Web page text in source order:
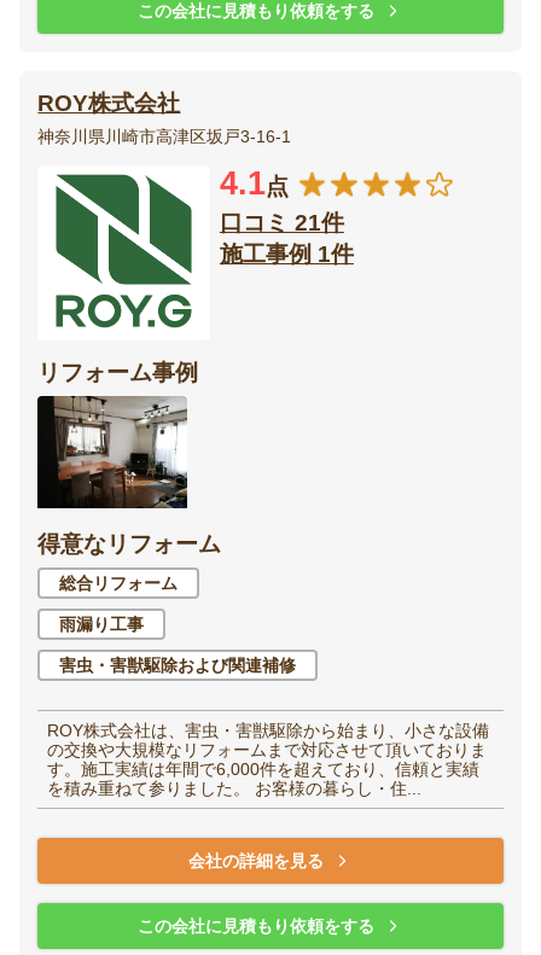
この会社に見積もり依頼をする
ROY株式会社
神奈川県川崎市高津区坂戸3-16-1
4.1点
口コミ 21件
施工事例 1件
リフォーム事例
得意なリフォーム
総合リフォーム
雨漏り工事
害虫・害獣駆除および関連補修
ROY株式会社は、害虫・害獣駆除から始まり、小さな設備
の交換や大規模なリフォームまで対応させて頂いておりま
す。施工実績は年間で6,000件を超えており、信頼と実績
を積み重ねて参りました。 お客様の暮らし・住...
会社の詳細を見る
この会社に見積もり依頼をする